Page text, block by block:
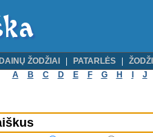
DAINŲ ŽODŽIAI PATARLĖS
A
B C D E F G H J